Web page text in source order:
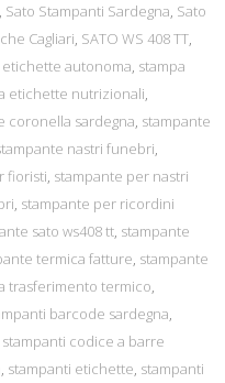
, Sato Stampanti Sardegna, Sato
Cagliari, SATO WS 408 TT,
etichette autonoma, stampa
etichette nutrizionali,
coronella sardegna, stampante
nastri funebri,
fioristi, stampante per nastri
, stampante per ricordini
sato ws408 tt, stampante
termica fatture, stampante
trasferimento termico,
barcode sardegna,
stampanti codice a barre
, stampanti etichette, stampanti